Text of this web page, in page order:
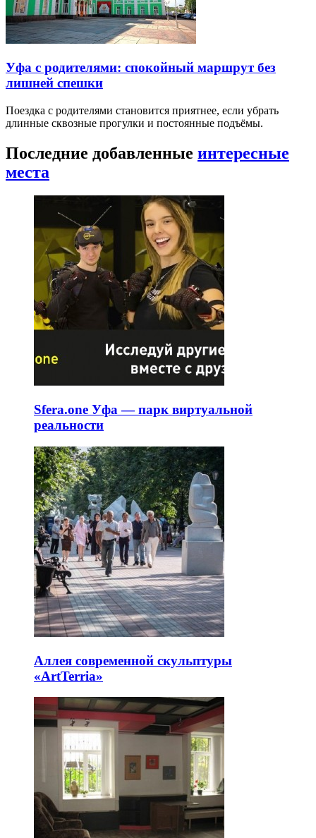
Уфа с родителями: спокойный маршрут без
лишней спешки
Поездка с родителями становится приятнее, если убрать
длинные сквозные прогулки и постоянные подъёмы.
Последние добавленные интересные
места
Sfera.one Уфа — парк виртуальной
реальности
Аллея современной скульптуры
«ArtTerria»